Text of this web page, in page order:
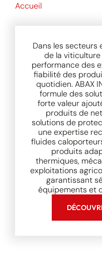
Accueil
Dans les secteurs
de la
performance des
fiabilité des
quotidien. ABAX
formule des
forte valeur
produits de
solutions de
une expertise
fluides
produits
thermiques,
exploitations
garantissant
équipements et